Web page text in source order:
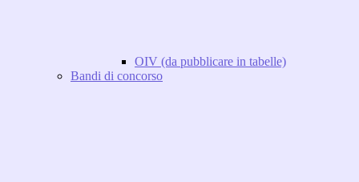
OIV (da pubblicare in tabelle)
Bandi di concorso